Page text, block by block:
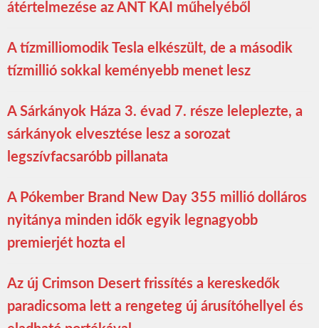
átértelmezése az ANT KAI műhelyéből
A tízmilliomodik Tesla elkészült, de a második
tízmillió sokkal keményebb menet lesz
A Sárkányok Háza 3. évad 7. része leleplezte, a
sárkányok elvesztése lesz a sorozat
legszívfacsaróbb pillanata
A Pókember Brand New Day 355 millió dolláros
nyitánya minden idők egyik legnagyobb
premierjét hozta el
Az új Crimson Desert frissítés a kereskedők
paradicsoma lett a rengeteg új árusítóhellyel és